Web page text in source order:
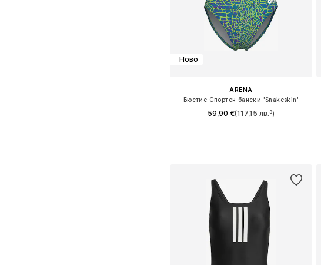
Ново
ARENA
Бюстие Спортен бански 'Snakeskin'
59,90 €(117,15 лв.³)